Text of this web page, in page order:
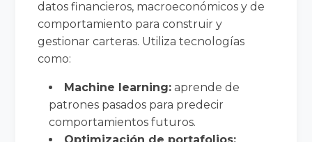
datos financieros, macroeconómicos y de
comportamiento para construir y
gestionar carteras. Utiliza tecnologías
como:
Machine learning: aprende de
patrones pasados para predecir
comportamientos futuros.